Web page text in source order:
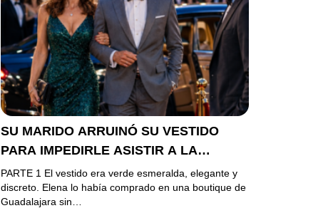
SU MARIDO ARRUINÓ SU VESTIDO
PARA IMPEDIRLE ASISTIR A LA
GALA… PERO ELLA LLEGÓ EN
LIMUSINA COMO INVITADA DE HONOR
DEL DUEÑO DE LA EMPRESA
PARTE 1 El vestido era verde esmeralda, elegante y
discreto. Elena lo había comprado en una boutique de
Guadalajara sin…